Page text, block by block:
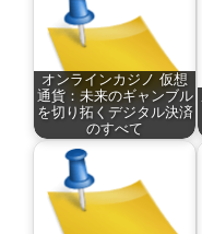
オンラインカジノ 仮想
通貨：未来のギャンブル
を切り拓くデジタル決済
のすべて